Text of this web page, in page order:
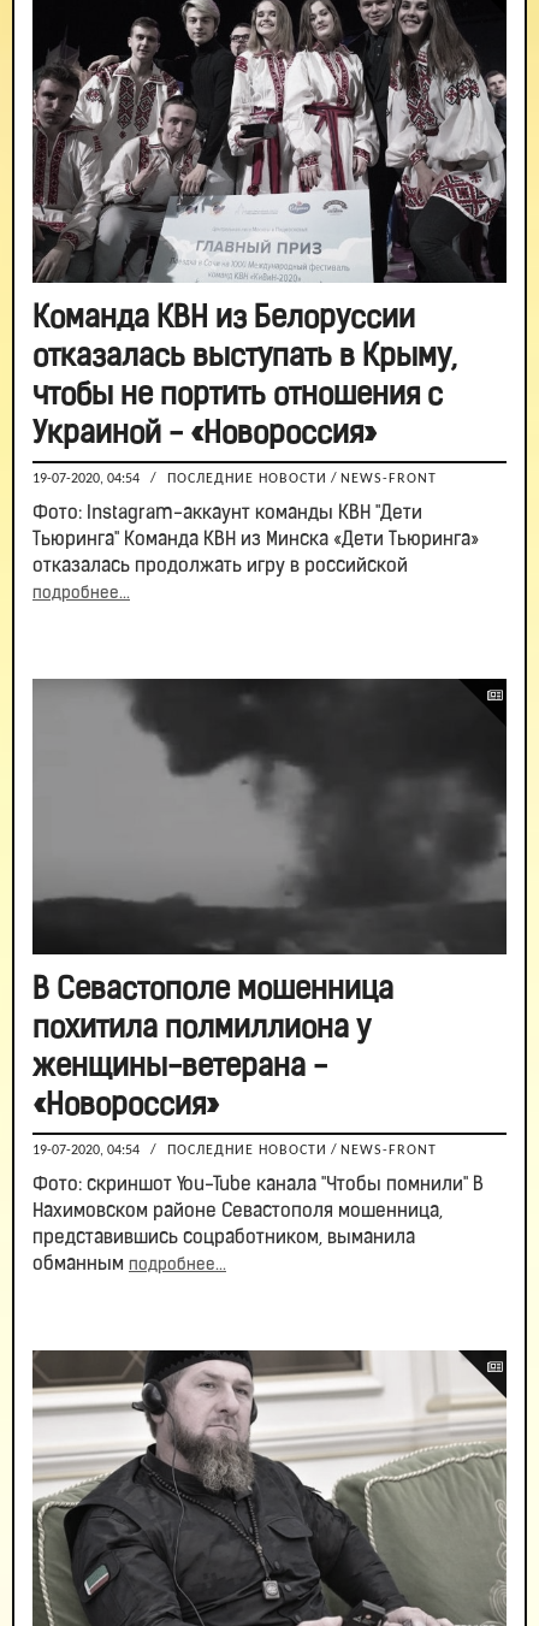
Команда КВН из Белоруссии
отказалась выступать в Крыму,
чтобы не портить отношения с
Украиной - «Новороссия»
19-07-2020, 04:54 / ПОСЛЕДНИЕ НОВОСТИ / NEWS-FRONT
Фото: Instagram-аккаунт команды КВН "Дети
Тьюринга" Команда КВН из Минска «Дети Тьюринга»
отказалась продолжать игру в российской
подробнее...
В Севастополе мошенница
похитила полмиллиона у
женщины-ветерана -
«Новороссия»
19-07-2020, 04:54 / ПОСЛЕДНИЕ НОВОСТИ / NEWS-FRONT
Фото: скриншот You-Tube канала "Чтобы помнили" В
Нахимовском районе Севастополя мошенница,
представившись соцработником, выманила
обманным подробнее...